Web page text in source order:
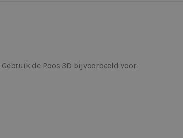
de Roos 3D bijvoorbeeld voor: